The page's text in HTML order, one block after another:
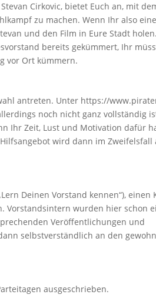
Cirkovic, bietet Euch an, mit
zu machen. Wenn Ihr also
und den Film in Eure Stadt
bereits gekümmert, Ihr
vor Ort kümmern.
antreten. Unter https://
noch nicht ganz vollständig
Ihr Zeit, Lust und Motivation dafür
wird dann im Zweifelsfall
Deinen Vorstand kennen“), einen
Vorstandsintern wurden hier schon
Veröffentlichungen und
selbstverständlich an den
ausgeschrieben.